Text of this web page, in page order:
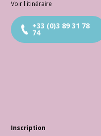
Voir l'itinéraire
+33 (0)3 89 31 78
74
Inscription